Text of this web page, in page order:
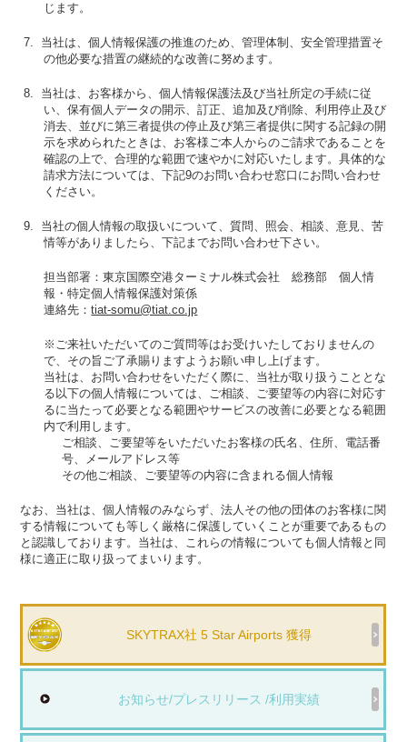
じます。
7. 当社は、個人情報保護の推進のため、管理体制、安全管理措置そ
の他必要な措置の継続的な改善に努めます。
8. 当社は、お客様から、個人情報保護法及び当社所定の手続に従
い、保有個人データの開示、訂正、追加及び削除、利用停止及び
消去、並びに第三者提供の停止及び第三者提供に関する記録の開
示を求められたときは、お客様ご本人からのご請求であることを
確認の上で、合理的な範囲で速やかに対応いたします。具体的な
請求方法については、下記9のお問い合わせ窓口にお問い合わせ
ください。
9. 当社の個人情報の取扱いについて、質問、照会、相談、意見、苦
情等がありましたら、下記までお問い合わせ下さい。
担当部署：東京国際空港ターミナル株式会社 総務部 個人情
報・特定個人情報保護対策係
連絡先：tiat-somu@tiat.co.jp
※ご来社いただいてのご質問等はお受けいたしておりませんの
で、その旨ご了承賜りますようお願い申し上げます。
当社は、お問い合わせをいただく際に、当社が取り扱うこととな
る以下の個人情報については、ご相談、ご要望等の内容に対応す
るに当たって必要となる範囲やサービスの改善に必要となる範囲
内で利用します。
ご相談、ご要望等をいただいたお客様の氏名、住所、電話番
号、メールアドレス等
その他ご相談、ご要望等の内容に含まれる個人情報
なお、当社は、個人情報のみならず、法人その他の団体のお客様に関
する情報についても等しく厳格に保護していくことが重要であるもの
と認識しております。当社は、これらの情報についても個人情報と同
様に適正に取り扱ってまいります。
SKYTRAX社 5 Star Airports 獲得
お知らせ/プレスリリース /利用実績